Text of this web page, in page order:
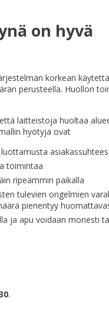
on hyvä
korkean
perusteella. Huollon
laitteistoja huoltaa
hyötyjä ovat
toimintaa
ripeämmin paikalla
tulevien ongelmien
pienentyy
ja apu voidaan monesti
.